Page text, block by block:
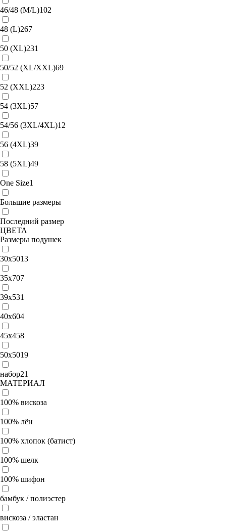
46/48 (M/L)102
48 (L)267
50 (XL)231
50/52 (XL/XXL)69
52 (XXL)223
54 (3XL)57
54/56 (3XL/4XL)12
56 (4XL)39
58 (5XL)49
One Size1
Большие размеры
Последний размер
ЦВЕТА
Размеры подушек
30х5013
35х707
39x531
40x604
45х458
50x5019
набор21
МАТЕРИАЛ
100% вискоза
100% лён
100% хлопок (батист)
100% шелк
100% шифон
бамбук / полиэстер
вискоза / эластан